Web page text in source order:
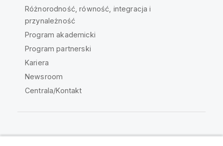
Różnorodność, równość, integracja i
przynależność
Program akademicki
Program partnerski
Kariera
Newsroom
Centrala/Kontakt